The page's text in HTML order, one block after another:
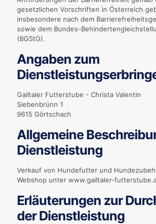
gesetzlichen Vorschriften in Österreich
insbesondere nach dem
sowie dem Bundes-
(BGStG).
Angaben zum
Gailtaler Futterstube - Christa Valentin
Siebenbrünn 1
9615 Görtschach
Allgemeine
Dienstleistung
Verkauf von Hundefutter und
Webshop unter www.gailtaler-
Erläuterungen zur
der Dienstleistung